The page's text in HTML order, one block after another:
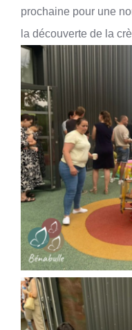
prochaine pour une
la découverte de la